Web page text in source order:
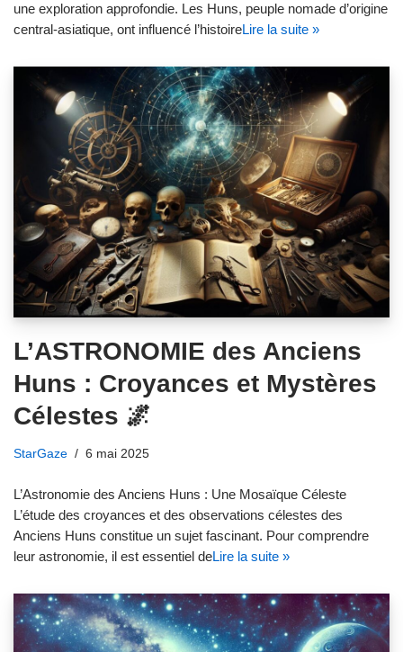
une exploration approfondie. Les Huns, peuple nomade d’origine
central-asiatique, ont influencé l’histoireLire la suite »
L’ASTRONOMIE des Anciens
Huns : Croyances et Mystères
Célestes 🌌
StarGaze 6 mai 2025
L’Astronomie des Anciens Huns : Une Mosaïque Céleste
L’étude des croyances et des observations célestes des
Anciens Huns constitue un sujet fascinant. Pour comprendre
leur astronomie, il est essentiel deLire la suite »